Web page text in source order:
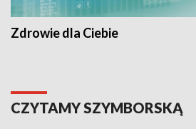
Zdrowie dla Ciebie
CZYTAMY SZYMBORSKĄ